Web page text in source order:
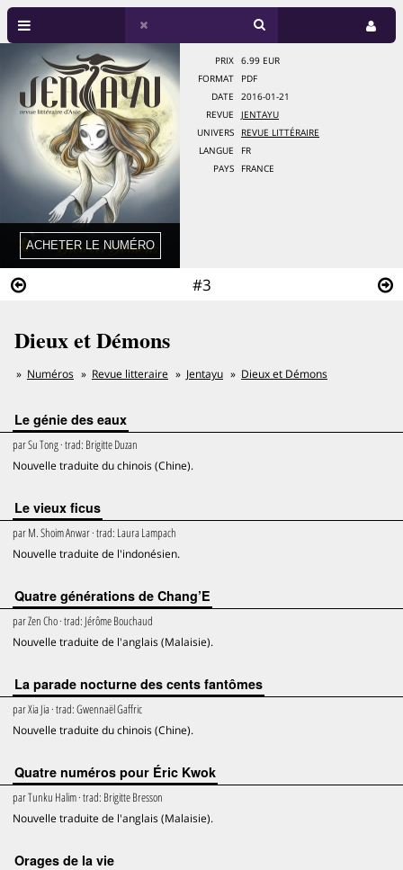
#3
PRIX
6.99 EUR
FORMAT
PDF
DATE
2016-01-21
REVUE
JENTAYU
UNIVERS
REVUE LITTÉRAIRE
LANGUE
FR
PAYS
FRANCE
Dieux et Démons
Numéros Revue litteraire Jentayu Dieux et Démons
Le génie des eaux
parSu Tong· trad: Brigitte Duzan
Nouvelle traduite du chinois (Chine).
Le vieux ficus
parM. Shoim Anwar· trad: Laura Lampach
Nouvelle traduite de l'indonésien.
Quatre générations de Chang’E
parZen Cho· trad: Jérôme Bouchaud
Nouvelle traduite de l'anglais (Malaisie).
La parade nocturne des cents fantômes
parXia Jia · trad:Gwennaël Gaffric
Nouvelle traduite du chinois (Chine).
Quatre numéros pour Éric Kwok
parTunku Halim· trad: Brigitte Bresson
Nouvelle traduite de l'anglais (Malaisie).
Orages de la vie